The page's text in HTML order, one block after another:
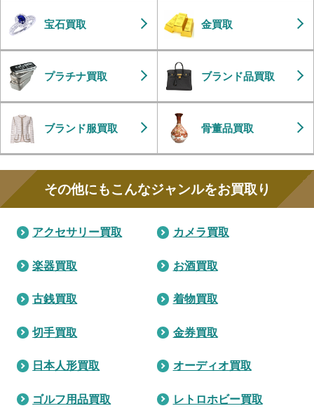
宝石買取 金買取
プラチナ買取 ブランド品買取
ブランド服買取 骨董品買取
その他にもこんなジャンルをお買取り
アクセサリー買取 カメラ買取
楽器買取 お酒買取
古銭買取 着物買取
切手買取 金券買取
日本人形買取 オーディオ買取
ゴルフ用品買取 レトロホビー買取